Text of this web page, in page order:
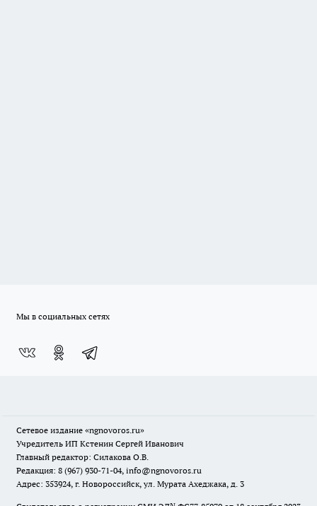
Мы в социальных сетях
Сетевое издание «ngnovoros.ru»
Учредитель ИП Кстенин Сергей Иванович
Главный редактор: Силакова О.В.
Редакция: 8 (967) 930-71-04, info@ngnovoros.ru
Адрес: 353924, г. Новороссийск, ул. Мурата Ахеджака, д. 3